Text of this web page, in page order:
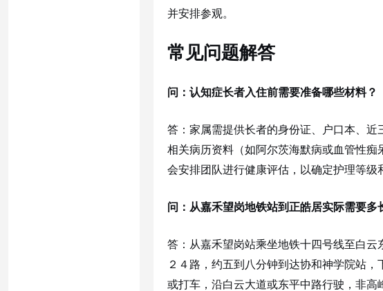
并安排参观。
常见问题解答
问：认知症长者入住前需要准备哪些材料？
答：家属需提供长者的身份证、户口本、近
相关病历资料（如阿尔茨海默病或血管性
会安排团队进行健康评估，以确定护理等级
问：从嘉禾望岗地铁站到正皓居实际需要多
答：从嘉禾望岗站乘坐地铁十四号线至白
２４路，约五到八分钟到达协和神学院站
或打车，沿白云大道或东平中路行驶，非高